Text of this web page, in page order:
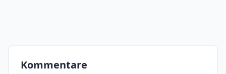
Kommentare